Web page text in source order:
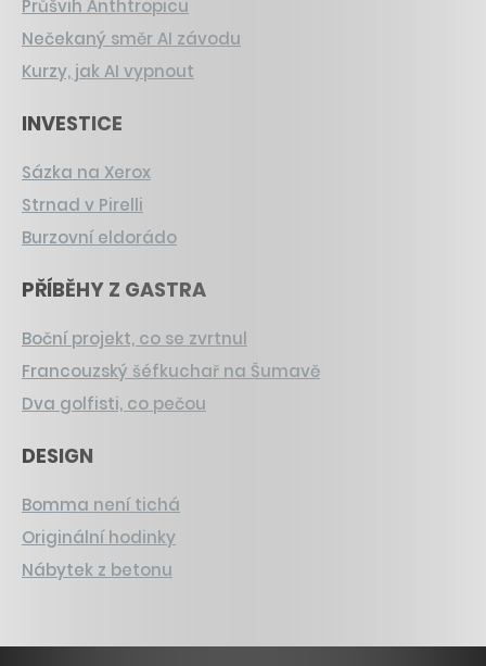
Průšvih Anthtropicu
Nečekaný směr AI závodu
Kurzy, jak AI vypnout
INVESTICE
Sázka na Xerox
Strnad v Pirelli
Burzovní eldorádo
PŘÍBĚHY Z GASTRA
Boční projekt, co se zvrtnul
Francouzský šéfkuchař na Šumavě
Dva golfisti, co pečou
DESIGN
Bomma není tichá
Originální hodinky
Nábytek z betonu